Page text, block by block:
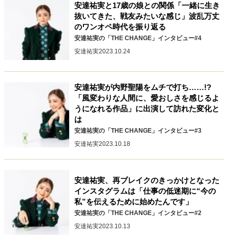
安達祐実と17歳の娘との関係「一緒に生き
抜いてきた、戦友みたいな感じ」波乱万丈
のワンオペ時代を振り返る
安達祐実の「THE CHANGE」インタビュー#4
安達祐実2023.10.24
安達祐実が内野聖陽をムチで打ち……!?
「風変わりな人間に、愛おしさを感じるよ
うになれる作品」に出演して訪れた変化と
は
安達祐実の「THE CHANGE」インタビュー#3
安達祐実2023.10.18
安達祐実、再ブレイクのきっかけとなった
インスタグラムは「仕事の低迷期に“今の
私”を伝えるために始めたんです」
安達祐実の「THE CHANGE」インタビュー#2
安達祐実2023.10.13